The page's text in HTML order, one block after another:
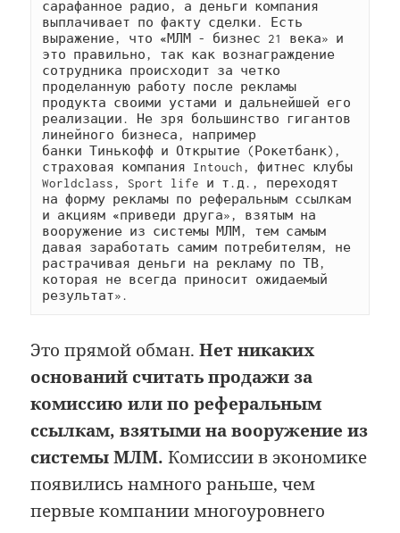
сарафанное радио, а деньги компания
выплачивает по факту сделки. Есть
выражение, что «МЛМ - бизнес 21 века» и
это правильно, так как вознаграждение
сотрудника происходит за четко
проделанную работу после рекламы
продукта своими устами и дальнейшей его
реализации. Не зря большинство гигантов
линейного бизнеса, например
банки Тинькофф и Открытие (Рокетбанк),
страховая компания Intouch, фитнес клубы
Worldclass, Sport life и т.д., переходят
на форму рекламы по реферальным ссылкам
и акциям «приведи друга», взятым на
вооружение из системы МЛМ, тем самым
давая заработать самим потребителям, не
растрачивая деньги на рекламу по ТВ,
которая не всегда приносит ожидаемый
результат».
Это прямой обман.Нет никаких
оснований считать продажи за
комиссию или по реферальным
ссылкам, взятыми на вооружение из
системы МЛМ. Комиссии в экономике
появились намного раньше, чем
первые компании многоуровнего